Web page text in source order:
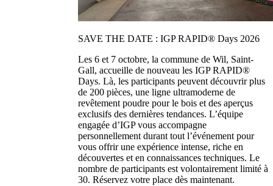
SAVE THE DATE : IGP RAPID® Days 2026
Les 6 et 7 octobre, la commune de Wil, Saint-
Gall, accueille de nouveau les IGP RAPID®
Days. Là, les participants peuvent découvrir plus
de 200 pièces, une ligne ultramoderne de
revêtement poudre pour le bois et des aperçus
exclusifs des dernières tendances. L’équipe
engagée d’IGP vous accompagne
personnellement durant tout l’événement pour
vous offrir une expérience intense, riche en
découvertes et en connaissances techniques. Le
nombre de participants est volontairement limité à
30. Réservez votre place dès maintenant.